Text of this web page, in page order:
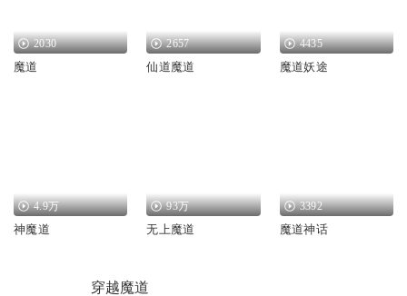
2030
魔道
2657
仙道魔道
4435
魔道妖途
4.9万
神魔道
93万
无上魔道
3392
魔道神话
穿越魔道